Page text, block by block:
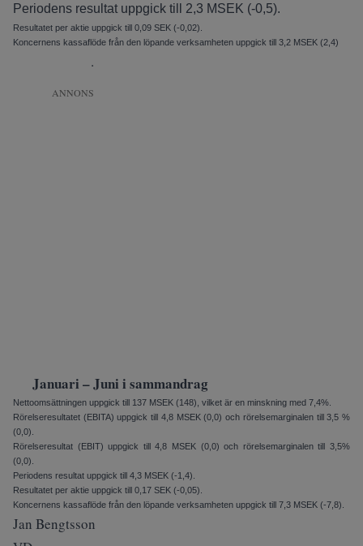
Periodens resultat uppgick till 2,3 MSEK (-0,5).
Resultatet per aktie uppgick till 0,09 SEK (-0,02).
Koncernens kassaflöde från den löpande verksamheten uppgick till 3,2 MSEK (2,4)
.
ANNONS
Januari – Juni i sammandrag
Nettoomsättningen uppgick till 137 MSEK (148), vilket är en minskning med 7,4%.
Rörelseresultatet (EBITA) upp­gick till 4,8 MSEK (0,0) och rörelse­marginalen till 3,5 %
(0,0).
Rörelseresultat (EBIT) uppgick till 4,8 MSEK (0,0) och rörelsemarginalen till 3,5%
(0,0).
Periodens resultat uppgick till 4,3 MSEK (-1,4).
Resultatet per aktie uppgick till 0,17 SEK (-0,05).
Koncernens kassaflöde från den löpande verksamheten uppgick till 7,3 MSEK (-7,8).
Jan Bengtsson